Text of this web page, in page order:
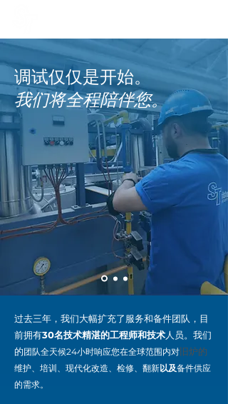
调试仅仅是开始。
我们将全程陪伴您。
过去三年，我们大幅扩充了服务和备件团队，目
前拥有30名技术精湛的工程师和技术人员。我们
的团队全天候24小时响应您在全球范围内对 旧炉的
维护、培训、现代化改造、检修、翻新以及备件供应
的需求。